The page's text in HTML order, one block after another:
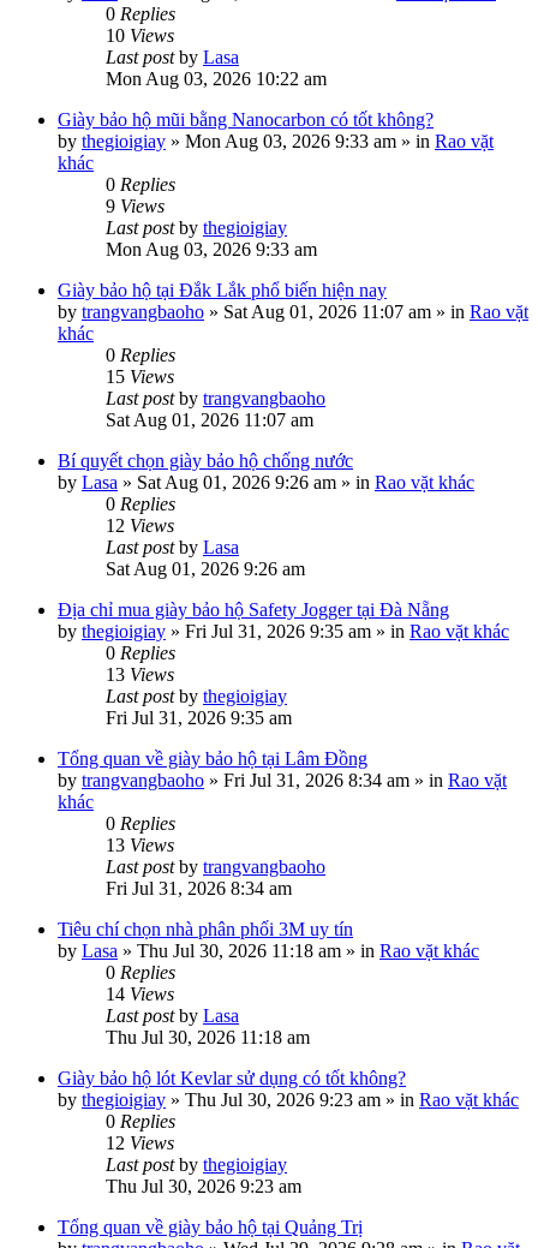
0 Replies
10 Views
Last postby Lasa
Mon Aug 03, 2026 10:22 am
Giày bảo hộ mũi bằng Nanocarbon có tốt không?
by thegioigiay » Mon Aug 03, 2026 9:33 am » in Rao vặt
khác
0 Replies
9 Views
Last postby thegioigiay
Mon Aug 03, 2026 9:33 am
Giày bảo hộ tại Đắk Lắk phổ biến hiện nay
by trangvangbaoho » Sat Aug 01, 2026 11:07 am » in Rao vặt
khác
0 Replies
15 Views
Last postby trangvangbaoho
Sat Aug 01, 2026 11:07 am
Bí quyết chọn giày bảo hộ chống nước
by Lasa » Sat Aug 01, 2026 9:26 am » in Rao vặt khác
0 Replies
12 Views
Last postby Lasa
Sat Aug 01, 2026 9:26 am
Địa chỉ mua giày bảo hộ Safety Jogger tại Đà Nẵng
by thegioigiay » Fri Jul 31, 2026 9:35 am » in Rao vặt khác
0 Replies
13 Views
Last postby thegioigiay
Fri Jul 31, 2026 9:35 am
Tổng quan về giày bảo hộ tại Lâm Đồng
by trangvangbaoho » Fri Jul 31, 2026 8:34 am » in Rao vặt
khác
0 Replies
13 Views
Last postby trangvangbaoho
Fri Jul 31, 2026 8:34 am
Tiêu chí chọn nhà phân phối 3M uy tín
by Lasa » Thu Jul 30, 2026 11:18 am » in Rao vặt khác
0 Replies
14 Views
Last postby Lasa
Thu Jul 30, 2026 11:18 am
Giày bảo hộ lót Kevlar sử dụng có tốt không?
by thegioigiay » Thu Jul 30, 2026 9:23 am » in Rao vặt khác
0 Replies
12 Views
Last postby thegioigiay
Thu Jul 30, 2026 9:23 am
Tổng quan về giày bảo hộ tại Quảng Trị